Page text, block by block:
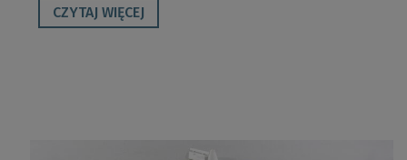
CZYTAJ WIĘCEJ